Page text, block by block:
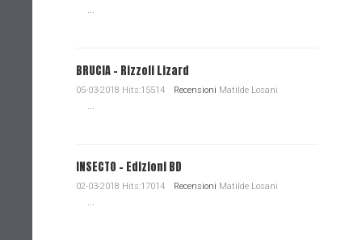
...
BRUCIA - Rizzoli Lizard
05-03-2018 Hits:15514 Recensioni Matilde Losani
...
INSECTO - Edizioni BD
02-03-2018 Hits:17014 Recensioni Matilde Losani
...